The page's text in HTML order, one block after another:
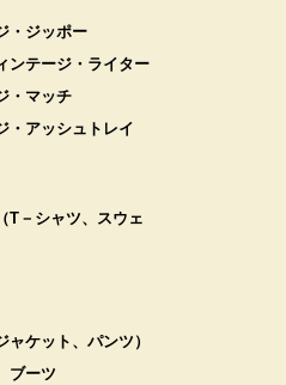
・ジッポー
ンテージ・ライター
・マッチ
・アッシュトレイ
T－シャツ、スウェ
ャケット、パンツ）
ブーツ